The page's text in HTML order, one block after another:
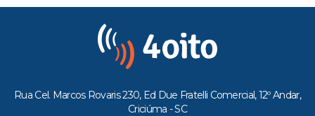
Rua Cel. Marcos Rovaris 230, Ed Due Fratelli Comercial, 12º Andar,
Criciúma - SC